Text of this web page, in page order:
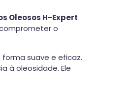
Oleosos H-Expert
o
suave e eficaz.
à oleosidade. Ele